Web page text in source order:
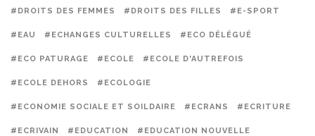
#DROITS DES FEMMES #DROITS DES FILLES #E-SPORT
#EAU #ECHANGES CULTURELLES #ECO DÉLÉGUÉ
#ECO PATURAGE #ECOLE #ECOLE D'AUTREFOIS
#ECOLE DEHORS #ECOLOGIE
#ECONOMIE SOCIALE ET SOILDAIRE #ECRANS #ECRITURE
#ECRIVAIN #EDUCATION #EDUCATION NOUVELLE